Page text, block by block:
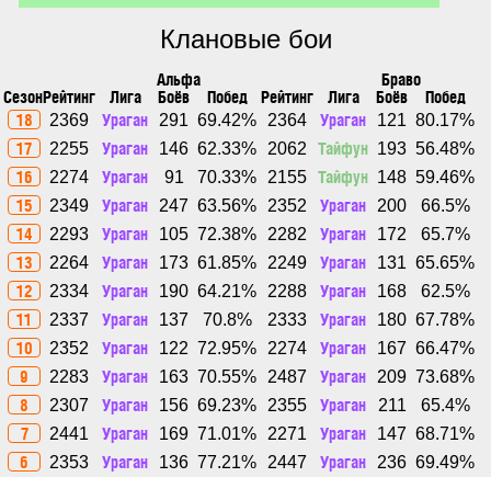
Клановые бои
Альфа Браво
СезонРейтинг Лига Боёв Побед Рейтинг Лига Боёв
Побед
18
2369 Ураган 291 69.42% 2364 Ураган 121 80.17%
17 2255 Ураган 146 62.33% 2062 Тайфун 193 56.48%
16 2274 Ураган 91 70.33% 2155 Тайфун 148 59.46%
15 2349 Ураган 247 63.56% 2352 Ураган 200 66.5%
14 2293 Ураган 105 72.38% 2282 Ураган 172 65.7%
13 2264 Ураган 173 61.85% 2249 Ураган 131 65.65%
12 2334 Ураган 190 64.21% 2288 Ураган 168 62.5%
11 2337 Ураган 137 70.8% 2333 Ураган 180 67.78%
10 2352 Ураган 122 72.95% 2274 Ураган 167 66.47%
9 2283 Ураган 163 70.55% 2487 Ураган 209 73.68%
8 2307 Ураган 156 69.23% 2355 Ураган 211 65.4%
7 2441 Ураган 169 71.01% 2271 Ураган 147 68.71%
6 2353 Ураган 136 77.21% 2447 Ураган 236 69.49%